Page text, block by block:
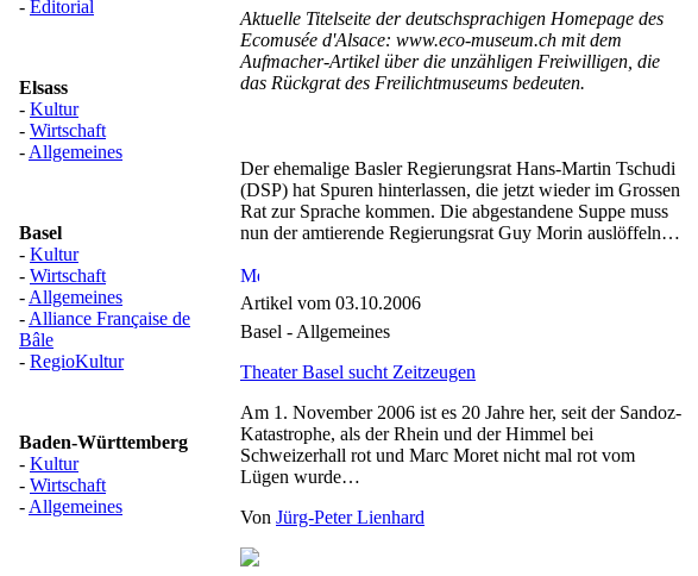
- Editorial
Elsass
- Kultur
- Wirtschaft
- Allgemeines
Basel
- Kultur
- Wirtschaft
- Allgemeines
- Alliance Française de
Bâle
- RegioKultur
Baden-Württemberg
- Kultur
- Wirtschaft
- Allgemeines
Aktuelle Titelseite der deutschsprachigen Homepage des
Ecomusée d'Alsace: www.eco-museum.ch mit dem
Aufmacher-Artikel über die unzähligen Freiwilligen, die
das Rückgrat des Freilichtmuseums bedeuten.
Der ehemalige Basler Regierungsrat Hans-Martin Tschudi
(DSP) hat Spuren hinterlassen, die jetzt wieder im Grossen
Rat zur Sprache kommen. Die abgestandene Suppe muss
nun der amtierende Regierungsrat Guy Morin auslöffeln…
Artikel vom 03.10.2006
Basel - Allgemeines
Theater Basel sucht Zeitzeugen
Am 1. November 2006 ist es 20 Jahre her, seit der Sandoz-
Katastrophe, als der Rhein und der Himmel bei
Schweizerhall rot und Marc Moret nicht mal rot vom
Lügen wurde…
Von Jürg-Peter Lienhard